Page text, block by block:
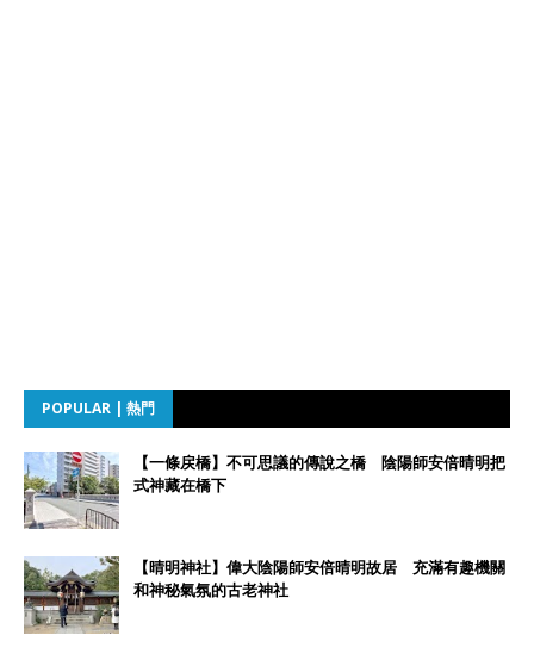
POPULAR | 熱門
【一條戻橋】不可思議的傳說之橋 陰陽師安倍晴明把
式神藏在橋下
【晴明神社】偉大陰陽師安倍晴明故居 充滿有趣機關
和神秘氣氛的古老神社